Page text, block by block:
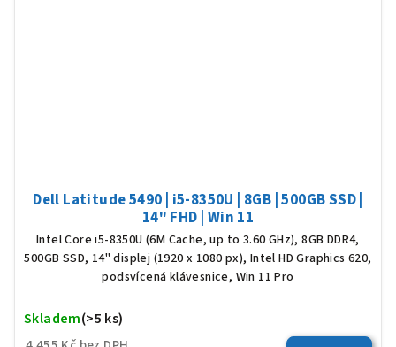
Dell Latitude 5490 | i5-8350U | 8GB | 500GB SSD |
14" FHD | Win 11
Intel Core i5-8350U (6M Cache, up to 3.60 GHz), 8GB DDR4,
500GB SSD, 14" displej (1920 x 1080 px), Intel HD Graphics 620,
podsvícená klávesnice, Win 11 Pro
Skladem(>5 ks)